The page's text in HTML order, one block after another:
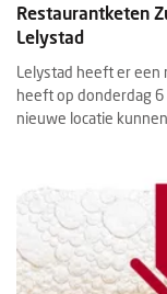
Restaurantketen
Lelystad
Lelystad heeft er een
heeft op donderdag
nieuwe locatie